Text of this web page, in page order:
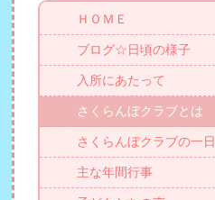
ＨＯＭＥ
ブログ☆日頃の様子
入所にあたって
さくらんぼクラブとは
さくらんぼクラブの一日
主な年間行事